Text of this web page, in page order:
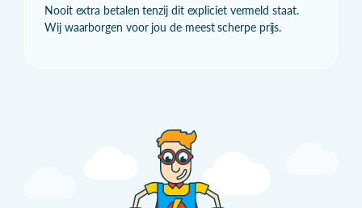
Nooit extra betalen tenzij dit expliciet vermeld staat.
Wij waarborgen voor jou de meest scherpe prijs.